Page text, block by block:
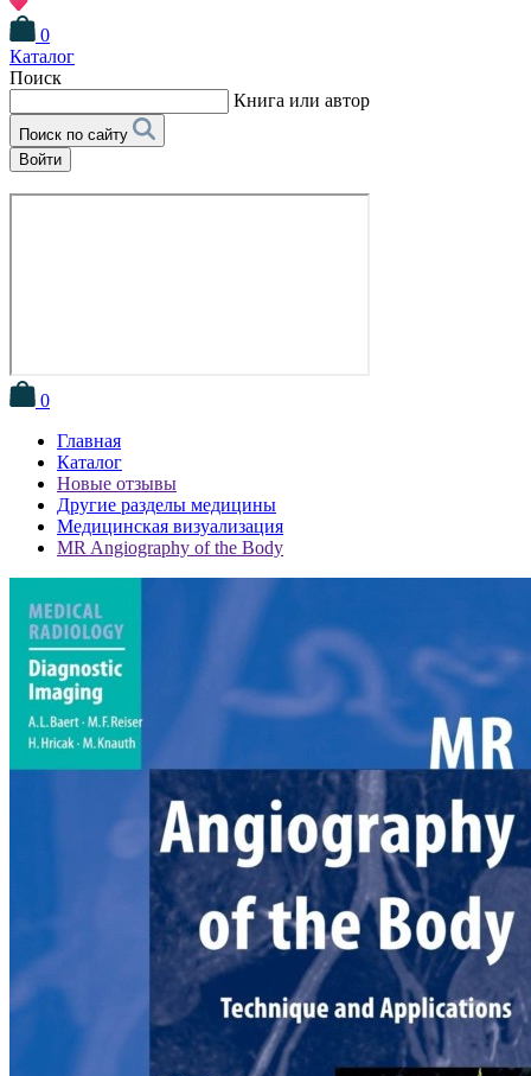
0
Каталог
Поиск
Книга или автор
Поиск по сайту
Войти
0
Главная
Каталог
Новые отзывы
Другие разделы медицины
Медицинская визуализация
MR Angiography of the Body